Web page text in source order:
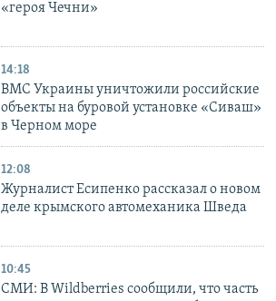
«героя Чечни»
14:18
ВМС Украины уничтожили российские
объекты на буровой установке «Сиваш»
в Черном море
12:08
Журналист Есипенко рассказал о новом
деле крымского автомеханика Шведа
10:45
СМИ: В Wildberries сообщили, что часть